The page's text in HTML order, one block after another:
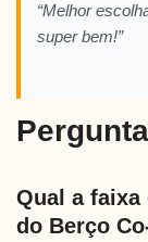
“Melhor
super bem!”
Qual a faixa
do Berço